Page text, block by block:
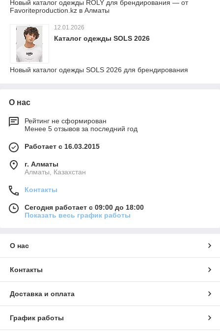
Новый каталог одежды ROLY для брендирования — от
Favoriteproduction.kz в Алматы
12.01.2026
Каталог одежды SOLS 2026
Новый каталог одежды SOLS 2026 для брендирования
О нас
Рейтинг не сформирован
Менее 5 отзывов за последний год
Работает с 16.03.2015
г. Алматы
Алматы, Казахстан
Контакты
Сегодня работает с 09:00 до 18:00
Показать весь график работы
О нас
Контакты
Доставка и оплата
График работы